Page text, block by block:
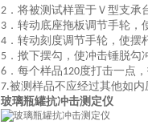
2 ． 将被测试样置于Ｖ型支承
3 ． 转动底座拖板调节手轮，
4 ． 转动刻度调节手轮，使摆
5 ． 揿下摆勾，使冲击锤脱勾
6 ． 每个样品120度打击一点
7.被测样品不应经过其他如
玻璃瓶罐抗冲击测定仪